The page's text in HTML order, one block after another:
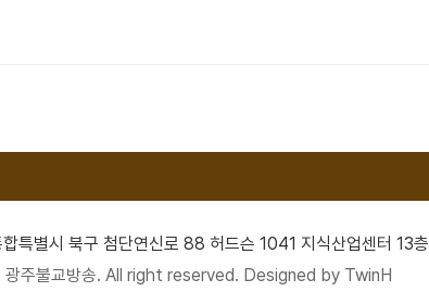
특별시 북구 첨단연신로 88 허드슨 1041 지식산업센터 13층
주불교방송. All right reserved. Designed by TwinH